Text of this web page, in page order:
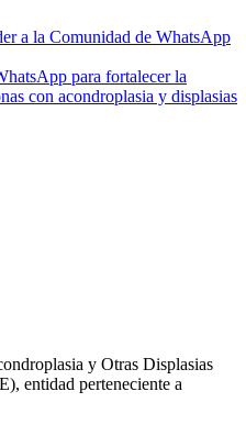
para fortalecer la
con acondroplasia y displasias
y Otras Displasias
entidad perteneciente a